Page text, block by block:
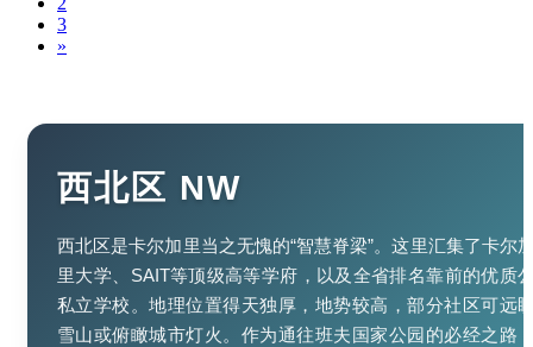
3
»
西北区 NW
西北区是卡尔加里当之无愧的“智慧脊梁”。这里汇集了卡尔
里大学、SAIT等顶级高等学府，以及全省排名靠前的优质
私立学校。地理位置得天独厚，地势较高，部分社区可远
雪山或俯瞰城市灯火。作为通往班夫国家公园的必经之路